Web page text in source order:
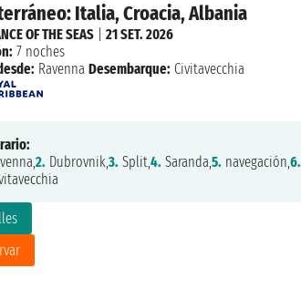
Italia, Croacia, Albania
OF THE SEAS| 21 SET. 2026
7 noches
Ravenna Desembarque: Civitavecchia
2. Dubrovnik,3. Split,4. Saranda,5. navegación,6.